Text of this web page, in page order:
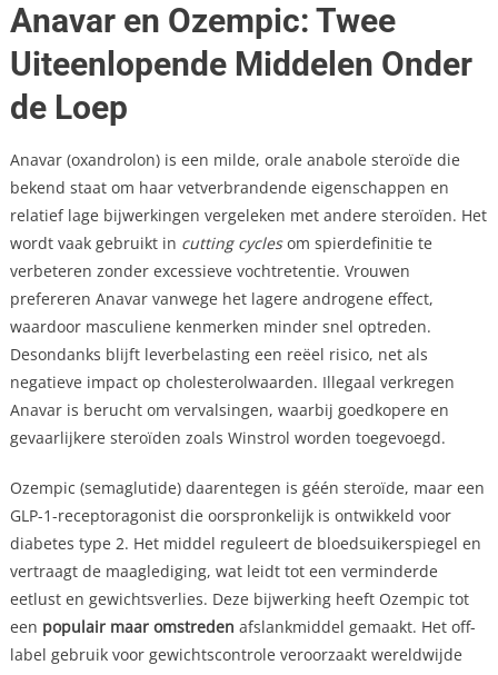
Anavar en Ozempic: Twee
Uiteenlopende Middelen Onder
de Loep
Anavar (oxandrolon) is een milde, orale anabole steroïde die
bekend staat om haar vetverbrandende eigenschappen en
relatief lage bijwerkingen vergeleken met andere steroïden. Het
wordt vaak gebruikt in cutting cyclesom spierdefinitie te
verbeteren zonder excessieve vochtretentie. Vrouwen
prefereren Anavar vanwege het lagere androgene effect,
waardoor masculiene kenmerken minder snel optreden.
Desondanks blijft leverbelasting een reëel risico, net als
negatieve impact op cholesterolwaarden. Illegaal verkregen
Anavar is berucht om vervalsingen, waarbij goedkopere en
gevaarlijkere steroïden zoals Winstrol worden toegevoegd.
Ozempic (semaglutide) daarentegen is géén steroïde, maar een
GLP-1-receptoragonist die oorspronkelijk is ontwikkeld voor
diabetes type 2. Het middel reguleert de bloedsuikerspiegel en
vertraagt de maaglediging, wat leidt tot een verminderde
eetlust en gewichtsverlies. Deze bijwerking heeft Ozempic tot
een populair maar omstreden afslankmiddel gemaakt. Het off-
label gebruik voor gewichtscontrole veroorzaakt wereldwijde